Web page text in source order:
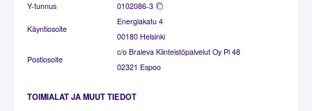
Y-tunnus
0102086-3
Käyntiosoite
Energiakatu 4
00180 Helsinki
Postiosoite
c/o Braleva Kiinteistöpalvelut Oy Pl 48
02321 Espoo
TOIMIALAT JA MUUT TIEDOT